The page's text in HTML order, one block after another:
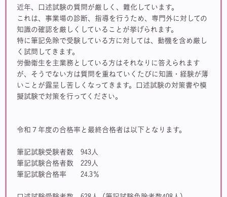
近年、口述試験の質問が厳しく、難化しています。
これは、事業場の診断、指導を行うため、専門外に対しての
知識の確認を厳しくしていることが挙げられます。
特に筆記免除で受験している方に対しては、動機を含め厳し
く試問してきます。
労働衛生を主業務としている方はそれなりに答えられます
が、そうでない方は質問を重ねていくたびに知識・経験が薄
いことが露呈し苦しくなってきます。口述試験の対策書や模
擬試験で対策を行ってください。
令和７年度の合格率と最終合格者は以下となります。
筆記試験受験者数 943人
筆記試験合格者数 229人
筆記試験合格率 24.3％